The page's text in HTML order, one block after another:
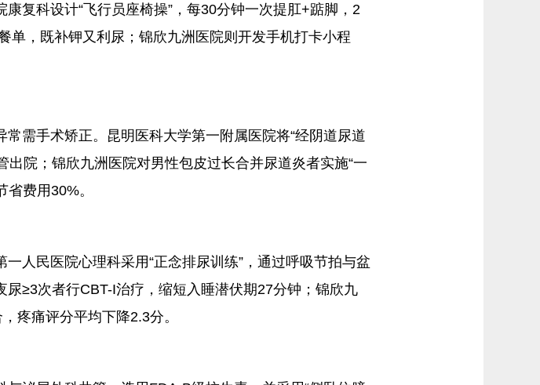
复科设计“飞行员座椅操”，每30分钟一次提肛+踮脚，2
单，既补钾又利尿；锦欣九洲医院则开发手机打卡小程
需手术矫正。昆明医科大学第一附属医院将“经阴道尿道
院；锦欣九洲医院对男性包皮过长合并尿道炎者实施“一
费用30%。
人民医院心理科采用“正念排尿训练”，通过呼吸节拍与盆
≥3次者行CBT-I治疗，缩短入睡潜伏期27分钟；锦欣九
疼痛评分平均下降2.3分。